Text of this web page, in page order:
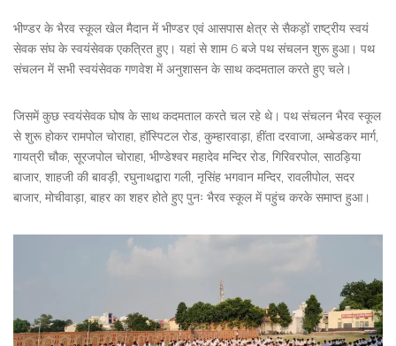
भीण्डर के भैरव स्कूल खेल मैदान में भीण्डर एवं आसपास क्षेत्र से सैकड़ों राष्ट्रीय स्वयं
सेवक संघ के स्वयंसेवक एकत्रित हुए। यहां से शाम 6 बजे पथ संचलन शुरू हुआ। पथ
संचलन में सभी स्वयंसेवक गणवेश में अनुशासन के साथ कदमताल करते हुए चले।
जिसमें कुछ स्वयंसेवक घोष के साथ कदमताल करते चल रहे थे। पथ संचलन भैरव स्कूल
से शुरू होकर रामपोल चोराहा, हॉस्पिटल रोड, कुम्हारवाड़ा, हींता दरवाजा, अम्बेडकर मार्ग,
गायत्री चौक, सूरजपोल चोराहा, भीण्डेश्वर महादेव मन्दिर रोड, गिरिवरपोल, साठड़िया
बाजार, शाहजी की बावड़ी, रघुनाथद्वारा गली, नृसिंह भगवान मन्दिर, रावलीपोल, सदर
बाजार, मोचीवाड़ा, बाहर का शहर होते हुए पुनः भैरव स्कूल में पहुंच करके समाप्त हुआ।